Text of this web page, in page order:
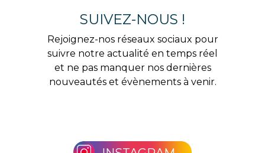
SUIVEZ-NOUS !
Rejoignez-nos réseaux sociaux pour
suivre notre actualité en temps réel
et ne pas manquer nos dernières
nouveautés et évènements à venir.